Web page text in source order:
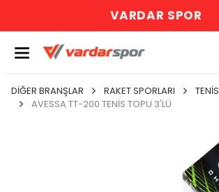
VARDAR SPOR
DİĞER BRANŞLAR RAKET SPORLARI
TENİS
AVESSA TT-200 TENİS TOPU 3'LÜ